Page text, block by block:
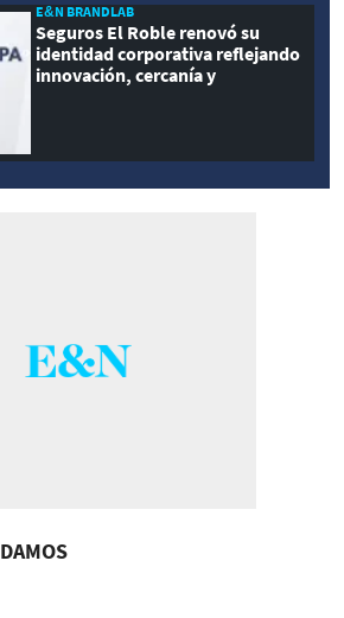
E&N BRANDLAB
Seguros El Roble renovó su
identidad corporativa reflejando
innovación, cercanía y